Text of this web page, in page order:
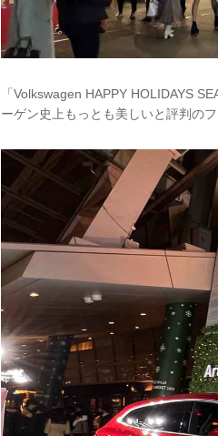
「Volkswagen HAPPY HOLIDAYS
ーゲン史上もっとも美しいと評判の